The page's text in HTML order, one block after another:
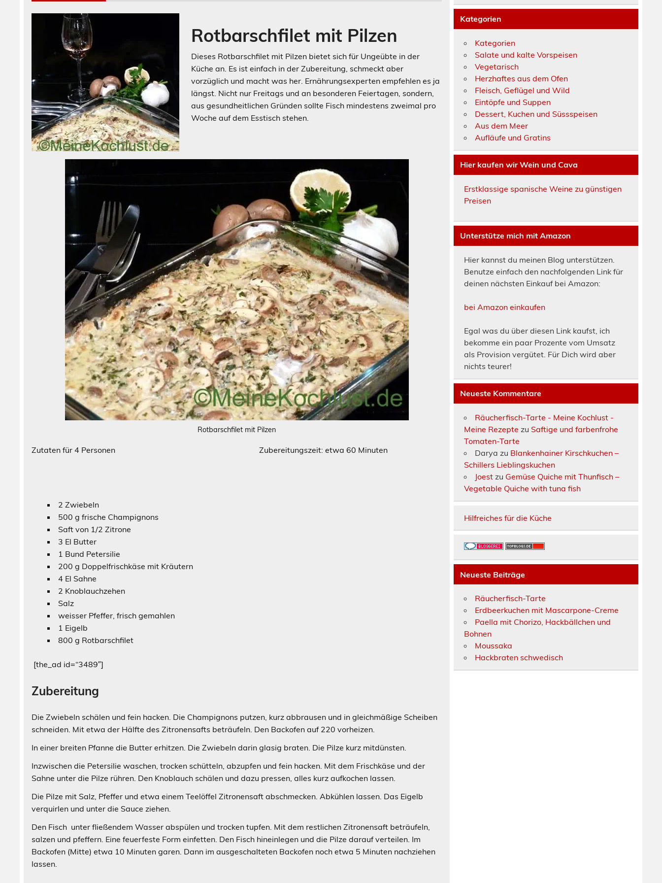
Rotbarschfilet mit Pilzen
Dieses Rotbarschfilet mit Pilzen bietet sich für Ungeübte in der
Küche an. Es ist einfach in der Zubereitung, schmeckt aber
vorzüglich und macht was her. Ernährungsexperten empfehlen es ja
längst. Nicht nur Freitags und an besonderen Feiertagen, sondern,
aus gesundheitlichen Gründen sollte Fisch mindestens zweimal pro
Woche auf dem Esstisch stehen.
Rotbarschfilet mit Pilzen
Zutaten für 4 Personen Zubereitungszeit: etwa 60 Minuten
2 Zwiebeln
500 g frische Champignons
Saft von 1/2 Zitrone
3 El Butter
1 Bund Petersilie
200 g Doppelfrischkäse mit Kräutern
4 El Sahne
2 Knoblauchzehen
Salz
weisser Pfeffer, frisch gemahlen
1 Eigelb
800 g Rotbarschfilet
[the_ad id=“3489″]
Zubereitung
Die Zwiebeln schälen und fein hacken. Die Champignons putzen, kurz abbrausen und in gleichmäßige Scheiben
schneiden. Mit etwa der Hälfte des Zitronensafts beträufeln. Den Backofen auf 220 vorheizen.
In einer breiten Pfanne die Butter erhitzen. Die Zwiebeln darin glasig braten. Die Pilze kurz mitdünsten.
Inzwischen die Petersilie waschen, trocken schütteln, abzupfen und fein hacken. Mit dem Frischkäse und der
Sahne unter die Pilze rühren. Den Knoblauch schälen und dazu pressen, alles kurz aufkochen lassen.
Die Pilze mit Salz, Pfeffer und etwa einem Teelöffel Zitronensaft abschmecken. Abkühlen lassen. Das Eigelb
verquirlen und unter die Sauce ziehen.
Den Fisch unter fließendem Wasser abspülen und trocken tupfen. Mit dem restlichen Zitronensaft beträufeln,
salzen und pfeffern. Eine feuerfeste Form einfetten. Den Fisch hineinlegen und die Pilze darauf verteilen. Im
Backofen (Mitte) etwa 10 Minuten garen. Dann im ausgeschalteten Backofen noch etwa 5 Minuten nachziehen
lassen.
Kategorien
Kategorien
Salate und kalte Vorspeisen
Vegetarisch
Herzhaftes aus dem Ofen
Fleisch, Geflügel und Wild
Eintöpfe und Suppen
Dessert, Kuchen und Süssspeisen
Aus dem Meer
Aufläufe und Gratins
Hier kaufen wir Wein und Cava
Erstklassige spanische Weine zu günstigen
Preisen
Unterstütze mich mit Amazon
Hier kannst du meinen Blog unterstützen.
Benutze einfach den nachfolgenden Link für
deinen nächsten Einkauf bei Amazon:
bei Amazon einkaufen
Egal was du über diesen Link kaufst, ich
bekomme ein paar Prozente vom Umsatz
als Provision vergütet. Für Dich wird aber
nichts teurer!
Neueste Kommentare
Räucherfisch-Tarte - Meine Kochlust -
Meine Rezepte zu Saftige und farbenfrohe
Tomaten-Tarte
Darya zu Blankenhainer Kirschkuchen –
Schillers Lieblingskuchen
Joest zu Gemüse Quiche mit Thunfisch –
Vegetable Quiche with tuna fish
Hilfreiches für die Küche
Neueste Beiträge
Räucherfisch-Tarte
Erdbeerkuchen mit Mascarpone-Creme
Paella mit Chorizo, Hackbällchen und
Bohnen
Moussaka
Hackbraten schwedisch